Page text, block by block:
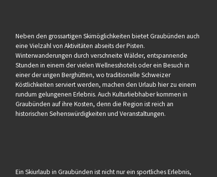
Neben den grossartigen Skimöglichkeiten bietet Graubünden auch
eine Vielzahl von Aktivitäten abseits der Pisten.
Winterwanderungen durch verschneite Wälder, entspannende
Stunden in einem der vielen Wellnesshotels oder ein Besuch in
einer der urigen Berghütten, wo traditionelle Schweizer
Köstlichkeiten serviert werden, machen den Urlaub hier zu einem
rundum gelungenen Erlebnis. Auch Kulturliebhaber kommen in
Graubünden auf ihre Kosten, denn die Region ist reich an
historischen Sehenswürdigkeiten und Veranstaltungen.
Ein Skiurlaub in Graubünden ist nicht nur ein sportliches Erlebnis,